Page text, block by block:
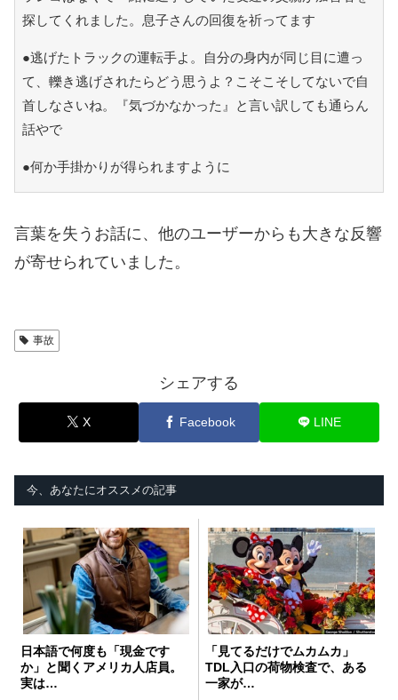
探してくれました。息子さんの回復を祈ってます
●逃げたトラックの運転手よ。自分の身内が同じ目に遭っ
て、轢き逃げされたらどう思うよ？こそこそしてないで自
首しなさいね。『気づかなかった』と言い訳しても通らん
話やで
●何か手掛かりが得られますように
言葉を失うお話に、他のユーザーからも大きな反響
が寄せられていました。
事故
シェアする
X Facebook LINE
今、あなたにオススメの記事
日本語で何度も「現金です
か」と聞くアメリカ人店員。
実は…
「見てるだけでムカムカ」
TDL入口の荷物検査で、ある
一家が…